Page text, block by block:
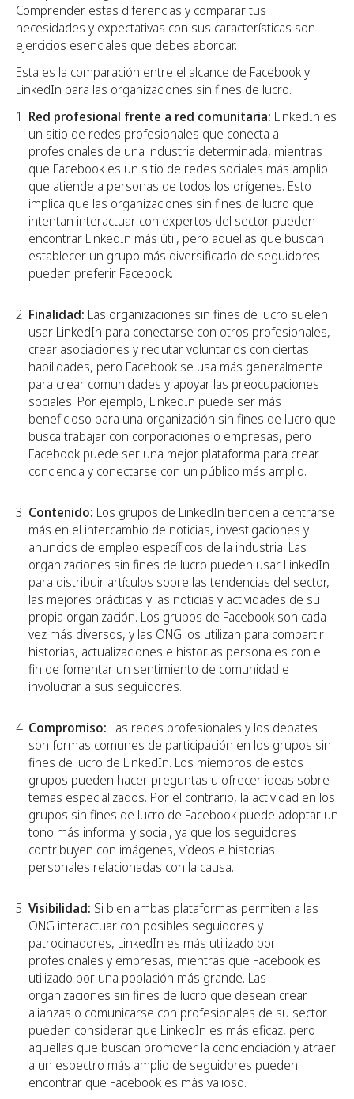
Comprender estas diferencias y comparar tus
necesidades y expectativas con sus características son
ejercicios esenciales que debes abordar.
Esta es la comparación entre el alcance de Facebook y
LinkedIn para las organizaciones sin fines de lucro.
Red profesional frente a red comunitaria: LinkedIn es
un sitio de redes profesionales que conecta a
profesionales de una industria determinada, mientras
que Facebook es un sitio de redes sociales más amplio
que atiende a personas de todos los orígenes. Esto
implica que las organizaciones sin fines de lucro que
intentan interactuar con expertos del sector pueden
encontrar LinkedIn más útil, pero aquellas que buscan
establecer un grupo más diversificado de seguidores
pueden preferir Facebook.
Finalidad: Las organizaciones sin fines de lucro suelen
usar LinkedIn para conectarse con otros profesionales,
crear asociaciones y reclutar voluntarios con ciertas
habilidades, pero Facebook se usa más generalmente
para crear comunidades y apoyar las preocupaciones
sociales. Por ejemplo, LinkedIn puede ser más
beneficioso para una organización sin fines de lucro que
busca trabajar con corporaciones o empresas, pero
Facebook puede ser una mejor plataforma para crear
conciencia y conectarse con un público más amplio.
Contenido: Los grupos de LinkedIn tienden a centrarse
más en el intercambio de noticias, investigaciones y
anuncios de empleo específicos de la industria. Las
organizaciones sin fines de lucro pueden usar LinkedIn
para distribuir artículos sobre las tendencias del sector,
las mejores prácticas y las noticias y actividades de su
propia organización. Los grupos de Facebook son cada
vez más diversos, y las ONG los utilizan para compartir
historias, actualizaciones e historias personales con el
fin de fomentar un sentimiento de comunidad e
involucrar a sus seguidores.
Compromiso: Las redes profesionales y los debates
son formas comunes de participación en los grupos sin
fines de lucro de LinkedIn. Los miembros de estos
grupos pueden hacer preguntas u ofrecer ideas sobre
temas especializados. Por el contrario, la actividad en los
grupos sin fines de lucro de Facebook puede adoptar un
tono más informal y social, ya que los seguidores
contribuyen con imágenes, vídeos e historias
personales relacionadas con la causa.
Visibilidad: Si bien ambas plataformas permiten a las
ONG interactuar con posibles seguidores y
patrocinadores, LinkedIn es más utilizado por
profesionales y empresas, mientras que Facebook es
utilizado por una población más grande. Las
organizaciones sin fines de lucro que desean crear
alianzas o comunicarse con profesionales de su sector
pueden considerar que LinkedIn es más eficaz, pero
aquellas que buscan promover la concienciación y atraer
a un espectro más amplio de seguidores pueden
encontrar que Facebook es más valioso.